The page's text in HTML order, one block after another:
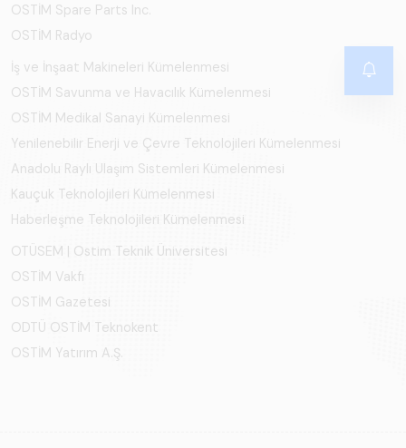
OSTİM Spare Parts Inc.
OSTİM Radyo
İş ve İnşaat Makineleri Kümelenmesi
OSTİM Savunma ve Havacılık Kümelenmesi
OSTİM Medikal Sanayi Kümelenmesi
Yenilenebilir Enerji ve Çevre Teknolojileri Kümelenmesi
Anadolu Raylı Ulaşım Sistemleri Kümelenmesi
Kauçuk Teknolojileri Kümelenmesi
Haberleşme Teknolojileri Kümelenmesi
OTÜSEM | Ostim Teknik Üniversitesi
OSTİM Vakfı
OSTİM Gazetesi
ODTÜ OSTİM Teknokent
OSTİM Yatırım A.Ş.